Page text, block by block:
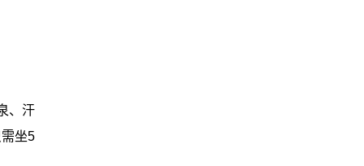
、汗
坐5